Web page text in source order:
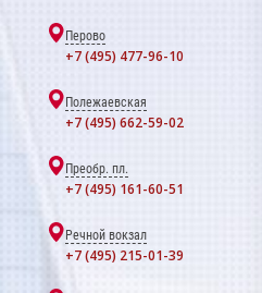
Перово
+7 (495) 477-96-10
Полежаевская
+7 (495) 662-59-02
Преобр. пл.
+7 (495) 161-60-51
Речной вокзал
+7 (495) 215-01-39